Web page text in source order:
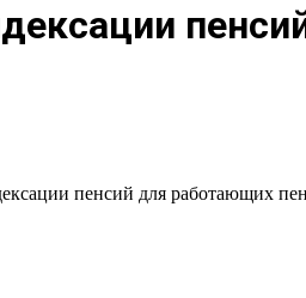
пенсий для работающих